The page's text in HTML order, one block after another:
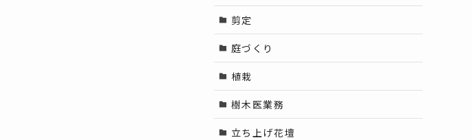
剪定
庭づくり
植栽
樹木医業務
立ち上げ花壇